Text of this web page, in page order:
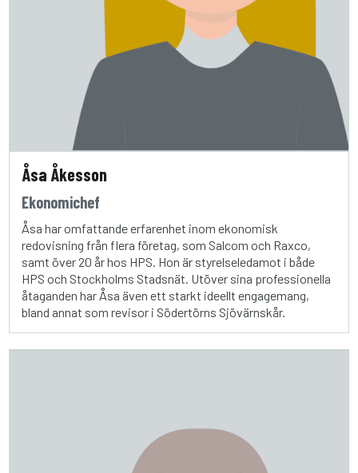
Åsa Åkesson
Ekonomichef
Åsa har omfattande erfarenhet inom ekonomisk
redovisning från flera företag, som Salcom och Raxco,
samt över 20 år hos HPS. Hon är styrelseledamot i både
HPS och Stockholms Stadsnät. Utöver sina professionella
åtaganden har Åsa även ett starkt ideellt engagemang,
bland annat som revisor i Södertörns Sjövärnskår.